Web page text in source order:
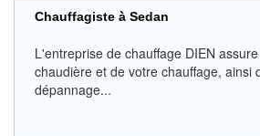
Chauffagiste à Sedan
L'entreprise de chauffage DIEN
chaudière et de votre chauffage, ainsi
dépannage...